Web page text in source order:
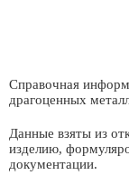
Справочная
драгоценных
Данные взяты из
изделию,
документации.